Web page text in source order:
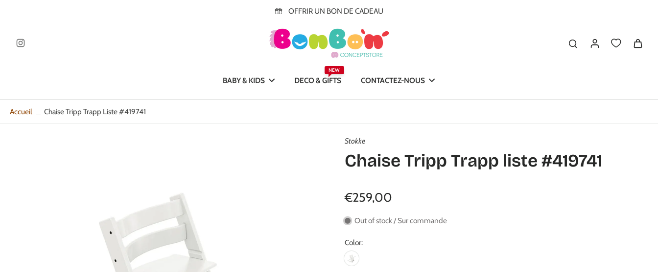
OFFRIR UN BON DE CADEAU
BABY & KIDS DECO & GIFTS
NEW
CONTACTEZ-NOUS
Accueil Chaise Tripp Trapp Liste #419741
Stokke
Chaise Tripp Trapp liste #419741
€259,00
Out of stock / Sur commande
Color: